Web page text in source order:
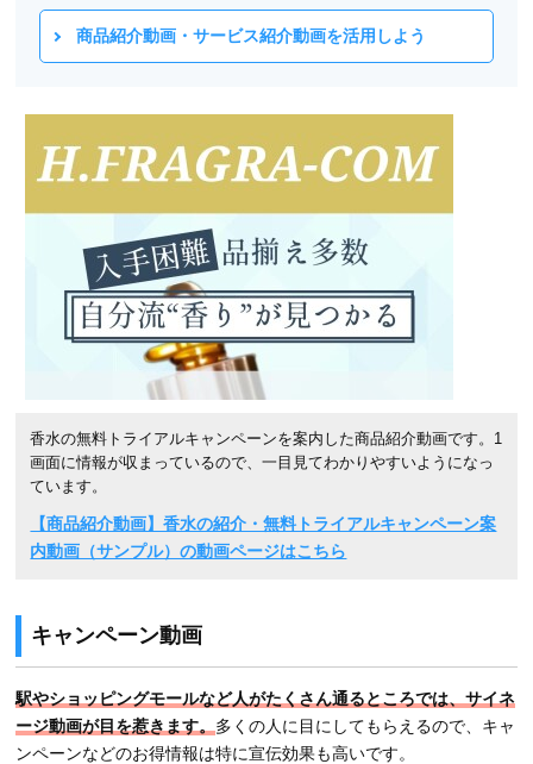
商品紹介動画・サービス紹介動画を活用しよう
香水の無料トライアルキャンペーンを案内した商品紹介動画です。1
画面に情報が収まっているので、一目見てわかりやすいようになっ
ています。
【商品紹介動画】香水の紹介・無料トライアルキャンペーン案
内動画（サンプル）の動画ページはこちら
キャンペーン動画
駅やショッピングモールなど人がたくさん通るところでは、サイネ
ージ動画が目を惹きます。 多くの人に目にしてもらえるので、キャ
ンペーンなどのお得情報は特に宣伝効果も高いです。